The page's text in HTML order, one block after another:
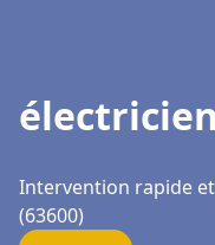
Intervention rapide
(63600)